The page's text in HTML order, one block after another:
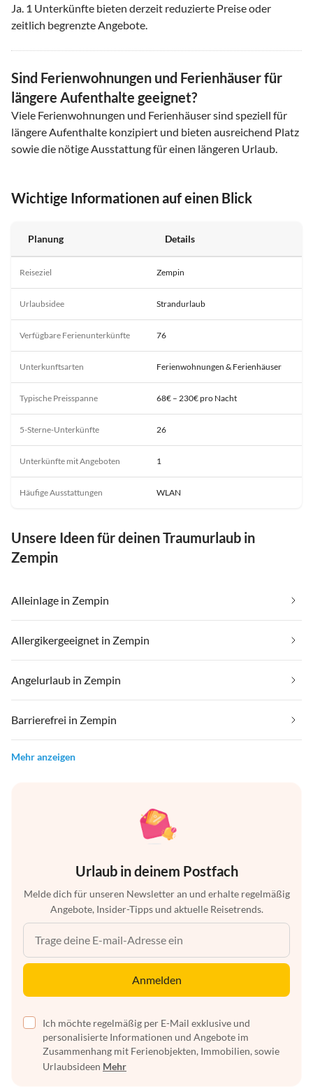
Ja. 1 Unterkünfte bieten derzeit reduzierte Preise oder
zeitlich begrenzte Angebote.
Sind Ferienwohnungen und Ferienhäuser für
längere Aufenthalte geeignet?
Viele Ferienwohnungen und Ferienhäuser sind speziell für
längere Aufenthalte konzipiert und bieten ausreichend Platz
sowie die nötige Ausstattung für einen längeren Urlaub.
Wichtige Informationen auf einen Blick
Planung Details
Reiseziel Zempin
Urlaubsidee Strandurlaub
Verfügbare Ferienunterkünfte 76
Unterkunftsarten Ferienwohnungen & Ferienhäuser
Typische Preisspanne 68€ – 230€ pro Nacht
5-Sterne-Unterkünfte 26
Unterkünfte mit Angeboten 1
Häufige Ausstattungen WLAN
Unsere Ideen für deinen Traumurlaub in
Zempin
Alleinlage in Zempin
Allergikergeeignet in Zempin
Angelurlaub in Zempin
Barrierefrei in Zempin
Mehr anzeigen
Urlaub in deinem Postfach
Melde dich für unseren Newsletter an und erhalte regelmäßig
Angebote, Insider-Tipps und aktuelle Reisetrends.
Anmelden
Ich möchte regelmäßig per E-Mail exklusive und
personalisierte Informationen und Angebote im
Zusammenhang mit Ferienobjekten, Immobilien, sowie
Urlaubsideen Mehr